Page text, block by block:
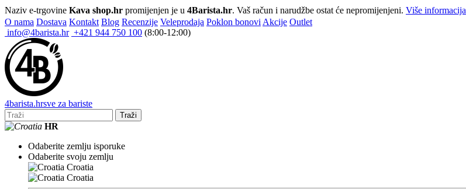
Naziv e-trgovine Kava shop.hr promijenjen je u 4Barista.hr. Vaš račun i narudžbe ostat će nepromijenjeni. Više informacija
O nama Dostava Kontakt Blog Recenzije Veleprodaja Poklon bonovi Akcije Outlet
info@4barista.hr +421 944 750 100 (8:00-12:00)
4barista.hrsve za bariste
Traži
HR
Odaberite zemlju isporuke
Odaberite svoju zemlju
Croatia
Croatia